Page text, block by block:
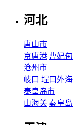
河北
唐山市
京唐港 曹妃甸
沧州市
岐口 埕口外海
秦皇岛市
山海关 秦皇岛